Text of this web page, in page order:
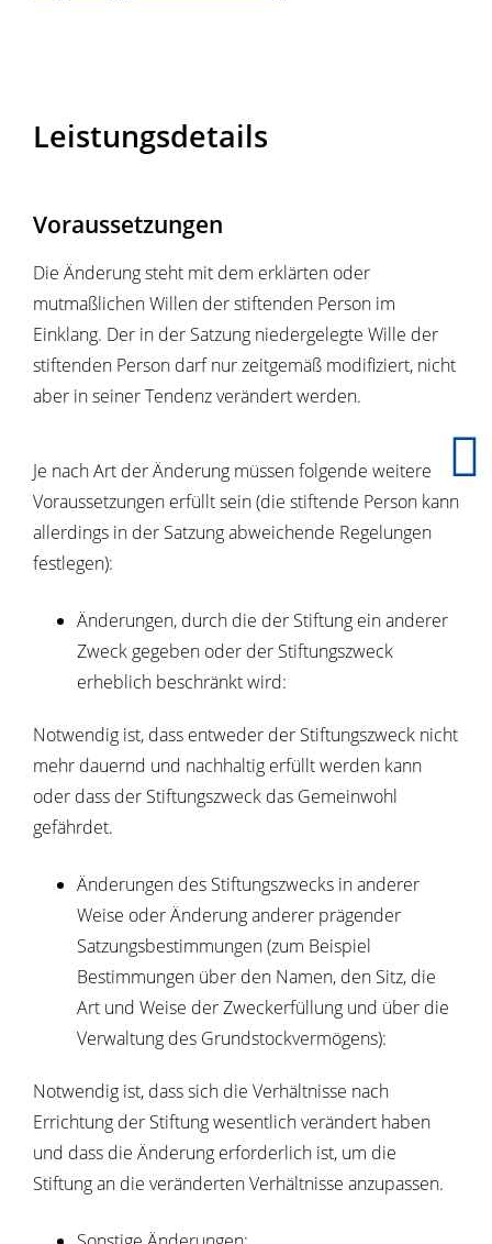
Leistungsdetails
Voraussetzungen
Die Änderung steht mit dem erklärten oder
mutmaßlichen Willen der stiftenden Person im
Einklang. Der in der Satzung niedergelegte Wille der
stiftenden Person darf nur zeitgemäß modifiziert, nicht
aber in seiner Tendenz verändert werden.
Je nach Art der Änderung müssen folgende weitere
Voraussetzungen erfüllt sein (die stiftende Person kann
allerdings in der Satzung abweichende Regelungen
festlegen):
Änderungen, durch die der Stiftung ein anderer
Zweck gegeben oder der Stiftungszweck
erheblich beschränkt wird:
Notwendig ist, dass entweder der Stiftungszweck nicht
mehr dauernd und nachhaltig erfüllt werden kann
oder dass der Stiftungszweck das Gemeinwohl
gefährdet.
Änderungen des Stiftungszwecks in anderer
Weise oder Änderung anderer prägender
Satzungsbestimmungen (zum Beispiel
Bestimmungen über den Namen, den Sitz, die
Art und Weise der Zweckerfüllung und über die
Verwaltung des Grundstockvermögens):
Notwendig ist, dass sich die Verhältnisse nach
Errichtung der Stiftung wesentlich verändert haben
und dass die Änderung erforderlich ist, um die
Stiftung an die veränderten Verhältnisse anzupassen.